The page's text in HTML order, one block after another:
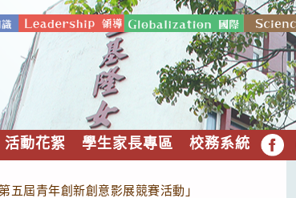
活動花絮 學生家長專區 校務系統 FB
五屆青年創新創意影展競賽活動」